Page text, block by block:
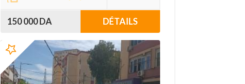
150 000 DA DÉTAILS